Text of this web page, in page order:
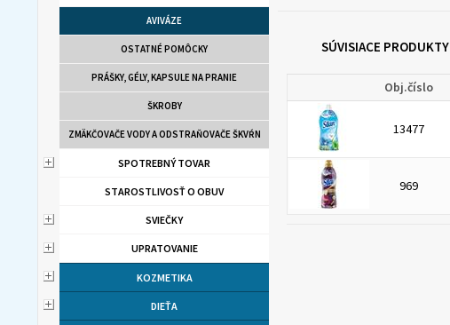
AVIVÁZE
OSTATNÉ POMÔCKY
PRÁŠKY, GÉLY, KAPSULE NA PRANIE
ŠKROBY
ZMÄKČOVAČE VODY A ODSTRAŇOVAČE ŠKVŔN
SPOTREBNÝ TOVAR
STAROSTLIVOSŤ O OBUV
SVIEČKY
UPRATOVANIE
KOZMETIKA
DIEŤA
SÚVISIACE PRODUKTY
Obj.číslo
13477
969